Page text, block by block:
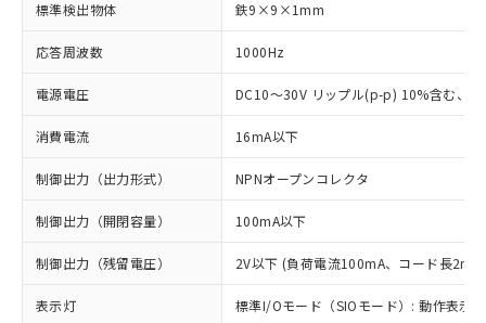
標準検出物体 鉄9×9×1mm
応答周波数 1000Hz
電源電圧 DC10～30V リップル(p-p) 10%含む、
消費電流 16mA以下
制御出力（出力形式） NPNオープンコレクタ
制御出力（開閉容量） 100mA以下
制御出力（残留電圧） 2V以下 (負荷電流100mA、コード長2m
表示灯 標準I/Oモード（SIOモード）: 動作表示